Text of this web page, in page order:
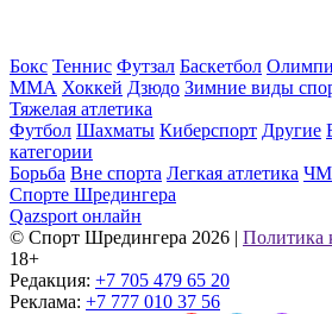
Бокс Теннис Футзал Баскетбол
ММА Хоккей Дзюдо Зимние виды
Тяжелая атлетика
Футбол Шахматы Киберспорт Другие
категории
Борьба Вне спорта Легкая атлетика
Спорте Шредингера
Qazsport онлайн
© Cпорт Шредингера 2026 | Политика
18+
Редакция: +7 705 479 65 20
Реклама: +7 777 010 37 56